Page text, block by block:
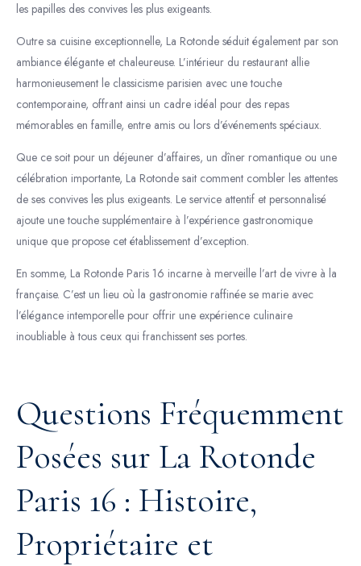
les papilles des convives les plus exigeants.
Outre sa cuisine exceptionnelle, La Rotonde séduit également par son
ambiance élégante et chaleureuse. L’intérieur du restaurant allie
harmonieusement le classicisme parisien avec une touche
contemporaine, offrant ainsi un cadre idéal pour des repas
mémorables en famille, entre amis ou lors d’événements spéciaux.
Que ce soit pour un déjeuner d’affaires, un dîner romantique ou une
célébration importante, La Rotonde sait comment combler les attentes
de ses convives les plus exigeants. Le service attentif et personnalisé
ajoute une touche supplémentaire à l’expérience gastronomique
unique que propose cet établissement d’exception.
En somme, La Rotonde Paris 16 incarne à merveille l’art de vivre à la
française. C’est un lieu où la gastronomie raffinée se marie avec
l’élégance intemporelle pour offrir une expérience culinaire
inoubliable à tous ceux qui franchissent ses portes.
Questions Fréquemment
Posées sur La Rotonde
Paris 16 : Histoire,
Propriétaire et